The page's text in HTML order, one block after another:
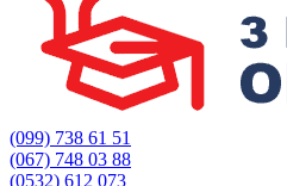
(099) 738 61 51
(067) 748 03 88
(0532) 612 073